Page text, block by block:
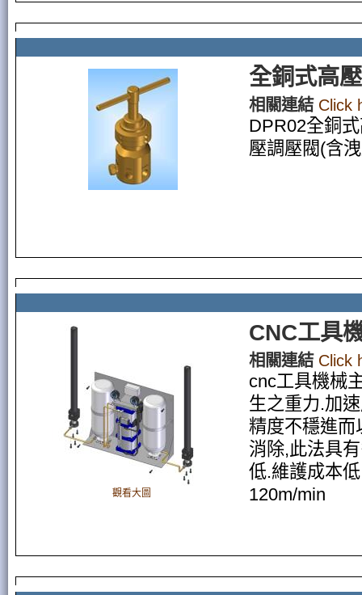
全銅式高
相關連結 Click
DPR02全銅
壓調壓閥(含
觀看大圖
CNC工具
相關連結 Click
cnc工具機械
生之重力.加
精度不穩進而
消除,此法具
低.維護成本
120m/min